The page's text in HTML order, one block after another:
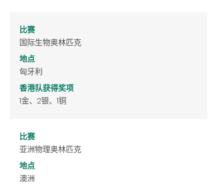
比赛
国际生物奥林匹克
地点
匈牙利
香港队获得奖项
1金、2银、1铜
比赛
亚洲物理奥林匹克
地点
澳洲